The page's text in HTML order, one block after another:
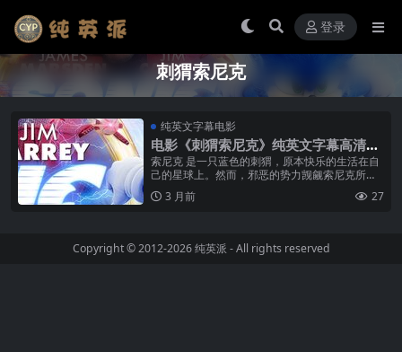
登录
刺猬索尼克
纯英文字幕电影
电影《刺猬索尼克》纯英文字幕高清M
P4下载
索尼克 是一只蓝色的刺猬，原本快乐的生活在自
己的星球上。然而，邪恶的势力觊觎索尼克所拥
有了超快速度，想要将这一门绝技夺走，为了保
护索尼克，善良的猫头鹰养母给了索...
3 月前 27
Copyright © 2012-2026纯英派 - All rights reserved